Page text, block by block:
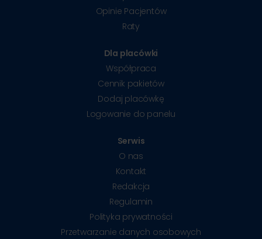
Opinie Pacjentów
Raty
Dla placówki
Współpraca
Cennik pakietów
Dodaj placówkę
Logowanie do panelu
Serwis
O nas
Kontakt
Redakcja
Regulamin
Polityka prywatności
Przetwarzanie danych osobowych